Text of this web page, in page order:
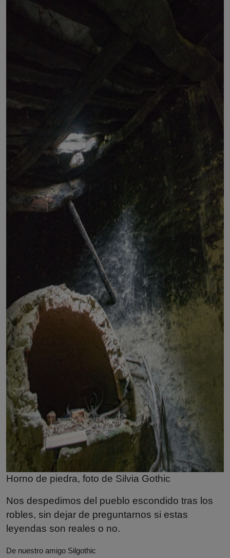
Horno de piedra, foto de Silvia Gothic
Nos despedimos del pueblo escondido tras los
robles, sin dejar de preguntarnos si estas
leyendas son reales o no.
De nuestro amigo Silgothic